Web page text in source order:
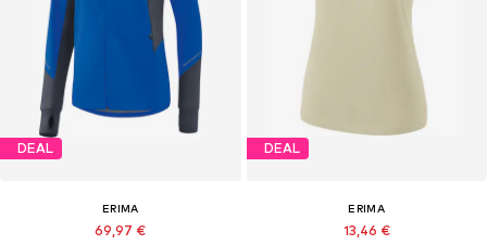
DEAL
ERIMA
69,97 €
DEAL
ERIMA
13,46 €